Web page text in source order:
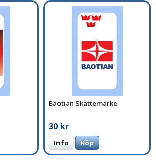
Baotian Skattemärke
30 kr
Info Köp